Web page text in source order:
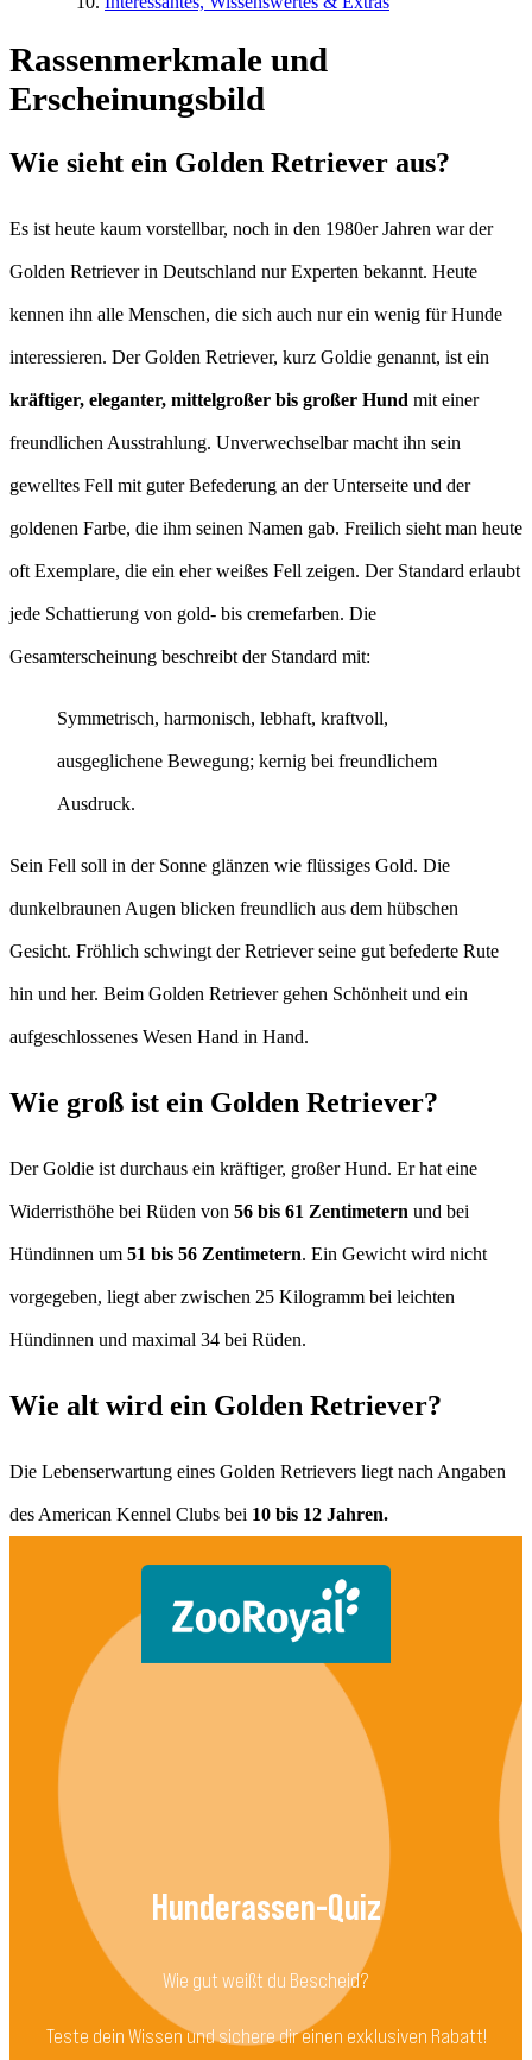
Rassenmerkmale und
Erscheinungsbild
Wie sieht ein Golden Retriever aus?
Es ist heute kaum vorstellbar, noch in den 1980er Jahren war der
Golden Retriever in Deutschland nur Experten bekannt. Heute
kennen ihn alle Menschen, die sich auch nur ein wenig für Hunde
interessieren. Der Golden Retriever, kurz Goldie genannt, ist ein
kräftiger, eleganter, mittelgroßer bis großer Hund mit einer
freundlichen Ausstrahlung. Unverwechselbar macht ihn sein
gewelltes Fell mit guter Befederung an der Unterseite und der
goldenen Farbe, die ihm seinen Namen gab. Freilich sieht man heute
oft Exemplare, die ein eher weißes Fell zeigen. Der Standard erlaubt
jede Schattierung von gold- bis cremefarben. Die
Gesamterscheinung beschreibt der Standard mit:
Symmetrisch, harmonisch, lebhaft, kraftvoll,
ausgeglichene Bewegung; kernig bei freundlichem
Ausdruck.
Sein Fell soll in der Sonne glänzen wie flüssiges Gold. Die
dunkelbraunen Augen blicken freundlich aus dem hübschen
Gesicht. Fröhlich schwingt der Retriever seine gut befederte Rute
hin und her. Beim Golden Retriever gehen Schönheit und ein
aufgeschlossenes Wesen Hand in Hand.
Wie groß ist ein Golden Retriever?
Der Goldie ist durchaus ein kräftiger, großer Hund. Er hat eine
Widerristhöhe bei Rüden von 56 bis 61 Zentimetern und bei
Hündinnen um 51 bis 56 Zentimetern. Ein Gewicht wird nicht
vorgegeben, liegt aber zwischen 25 Kilogramm bei leichten
Hündinnen und maximal 34 bei Rüden.
Wie alt wird ein Golden Retriever?
Die Lebenserwartung eines Golden Retrievers liegt nach Angaben
des American Kennel Clubs bei 10 bis 12 Jahren.